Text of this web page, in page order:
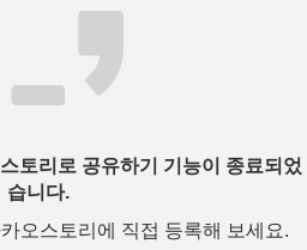
토리로 공유하기 기능이 종료되었
습니다.
오스토리에 직접 등록해 보세요.